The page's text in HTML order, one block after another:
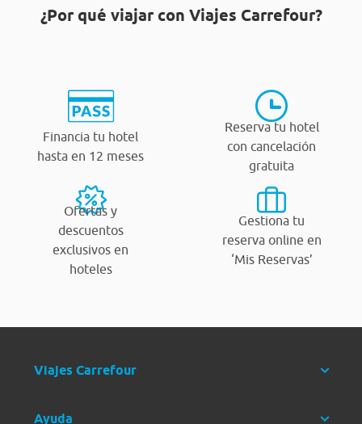
¿Por qué viajar con Viajes Carrefour?
Financia tu hotel
hasta en 12 meses
Reserva tu hotel
con cancelación
gratuita
Ofertas y
descuentos
exclusivos en
hoteles
Gestiona tu
reserva online en
‘Mis Reservas’
Viajes Carrefour
Ayuda